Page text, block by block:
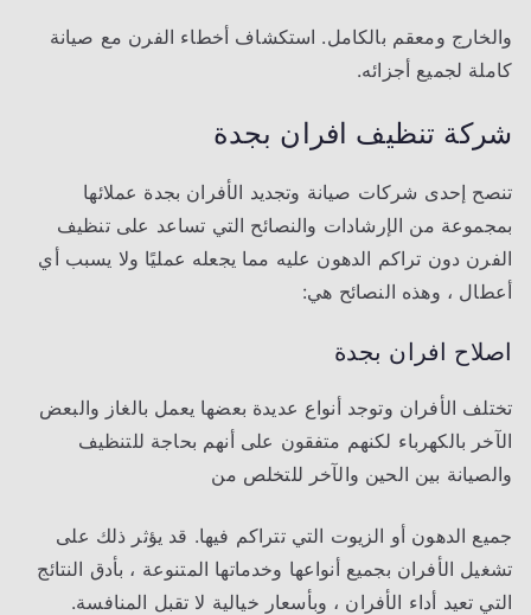
والخارج ومعقم بالكامل. استكشاف أخطاء الفرن مع صيانة
كاملة لجميع أجزائه.
شركة تنظيف افران بجدة
تنصح إحدى شركات صيانة وتجديد الأفران بجدة عملائها
بمجموعة من الإرشادات والنصائح التي تساعد على تنظيف
الفرن دون تراكم الدهون عليه مما يجعله عمليًا ولا يسبب أي
أعطال ، وهذه النصائح هي:
اصلاح افران بجدة
تختلف الأفران وتوجد أنواع عديدة بعضها يعمل بالغاز والبعض
الآخر بالكهرباء لكنهم متفقون على أنهم بحاجة للتنظيف
والصيانة بين الحين والآخر للتخلص من
جميع الدهون أو الزيوت التي تتراكم فيها. قد يؤثر ذلك على
تشغيل الأفران بجميع أنواعها وخدماتها المتنوعة ، بأدق النتائج
التي تعيد أداء الأفران ، وبأسعار خيالية لا تقبل المنافسة.